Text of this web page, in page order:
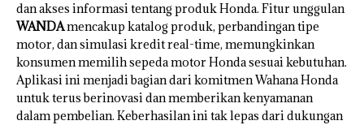
dan akses informasi tentang produk Honda. Fitur unggulan
WANDAmencakup katalog produk, perbandingan tipe
motor, dan simulasi kredit real-time, memungkinkan
konsumen memilih sepeda motor Honda sesuai kebutuhan.
Aplikasi ini menjadi bagian dari komitmen Wahana Honda
untuk terus berinovasi dan memberikan kenyamanan
dalam pembelian. Keberhasilan ini tak lepas dari dukungan